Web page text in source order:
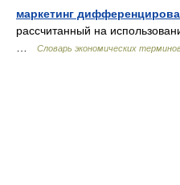
маркетинг
рассчитанный на
Словарь экономических